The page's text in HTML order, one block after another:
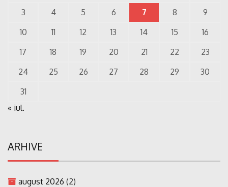
3
4 5 6 7 8
9
10
11 12 13 14 15
16
17
18 19 20 21 22
23
24
25 26 27 28 29
30
31
« iul.
ARHIVE
august 2026 (2)